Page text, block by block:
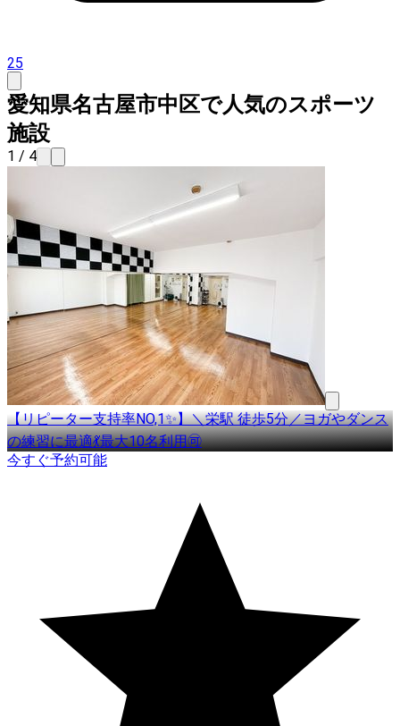
25
愛知県名古屋市中区で人気のスポーツ
施設
1 / 4
【リピーター支持率NO,1✨】＼栄駅 徒歩5分／ヨガやダンス
の練習に最適💃最大10名利用🉑
今すぐ予約可能